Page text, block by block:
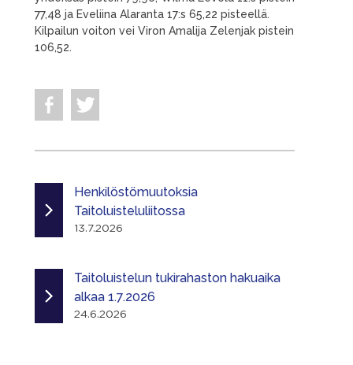
77,48 ja Eveliina Alaranta 17:s 65,22 pisteellä.
Kilpailun voiton vei Viron Amalija Zelenjak pistein
106,52.
Henkilöstömuutoksia
Taitoluisteluliitossa
13.7.2026
Taitoluistelun tukirahaston hakuaika
alkaa 1.7.2026
24.6.2026